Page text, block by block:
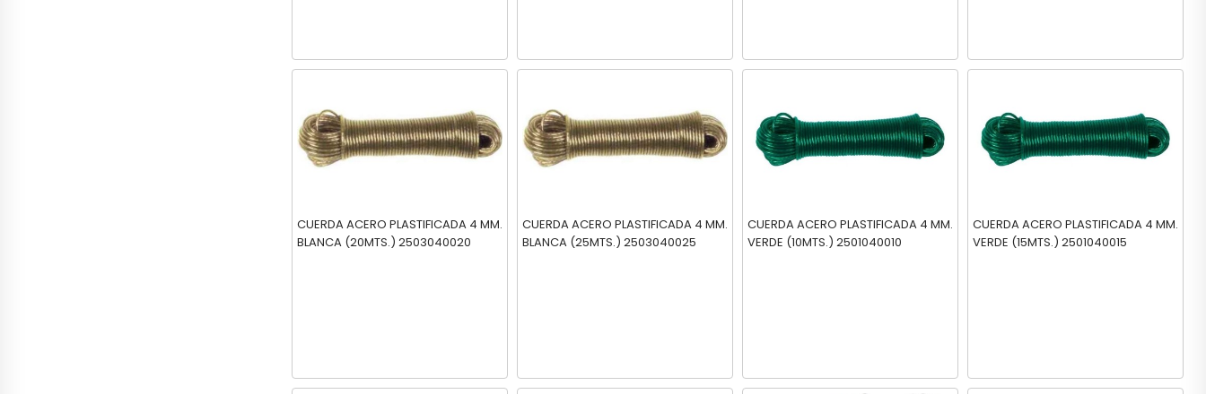
CUERDA ACERO PLASTIFICADA 4 MM.
BLANCA (20MTS.) 2503040020
CUERDA ACERO PLASTIFICADA 4 MM.
BLANCA (25MTS.) 2503040025
CUERDA ACERO PLASTIFICADA 4 MM.
VERDE (10MTS.) 2501040010
CUERDA ACERO PLASTIFICADA 4 MM.
VERDE (15MTS.) 2501040015